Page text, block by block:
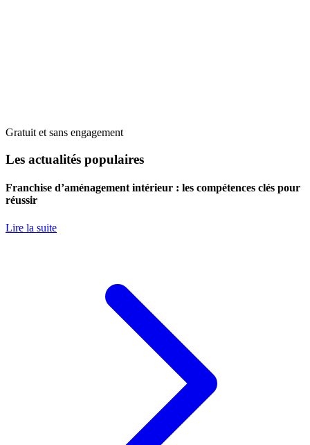
Gratuit et sans engagement
Les actualités populaires
Franchise d’aménagement intérieur : les compétences clés pour
réussir
Lire la suite